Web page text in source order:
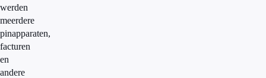
werden
meerdere
pinapparaten,
facturen
en
andere